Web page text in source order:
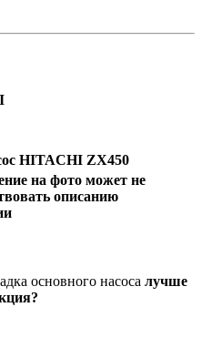
HITACHI ZX450
на фото может не
описанию
основного насоса лучше